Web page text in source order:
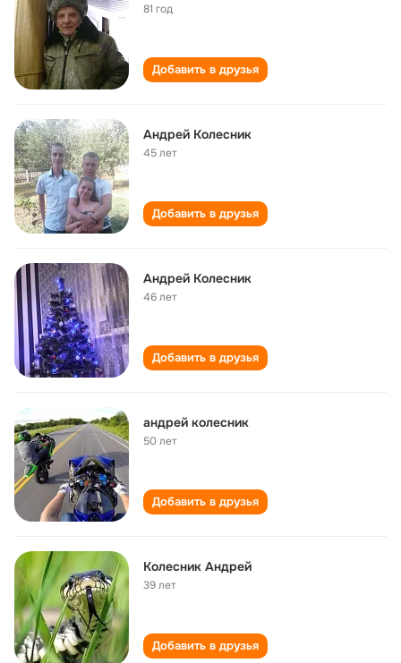
81 год
Добавить в друзья
Андрей Колесник
45 лет
Добавить в друзья
Андрей Колесник
46 лет
Добавить в друзья
андрей колесник
50 лет
Добавить в друзья
Колесник Андрей
39 лет
Добавить в друзья